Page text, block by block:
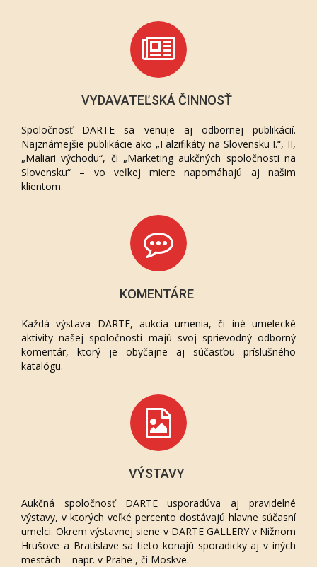
VYDAVATEĽSKÁ ČINNOSŤ
Spoločnosť DARTE sa venuje aj odbornej publikácií.
Najznámejšie publikácie ako „Falzifikáty na Slovensku I.“, II,
„Maliari východu“, či „Marketing aukčných spoločnosti na
Slovensku“ – vo veľkej miere napomáhajú aj našim
klientom.
KOMENTÁRE
Každá výstava DARTE, aukcia umenia, či iné umelecké
aktivity našej spoločnosti majú svoj sprievodný odborný
komentár, ktorý je obyčajne aj súčasťou príslušného
katalógu.
VÝSTAVY
Aukčná spoločnosť DARTE usporadúva aj pravidelné
výstavy, v ktorých veľké percento dostávajú hlavne súčasní
umelci. Okrem výstavnej siene v DARTE GALLERY v Nižnom
Hrušove a Bratislave sa tieto konajú sporadicky aj v iných
mestách – napr. v Prahe , či Moskve.